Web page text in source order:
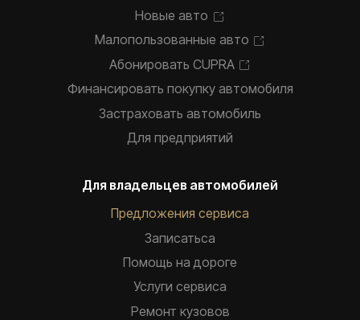
Новые авто
Малопользованные авто
Абонировать CUPRA
Финансировать покупку автомобиля
Застраховать автомобиль
Для предприятий
Для владельцев автомобилей
Предложения сервиса
Записатьca
Помощь на дороге
Услуги сервиса
Ремонт кузовов